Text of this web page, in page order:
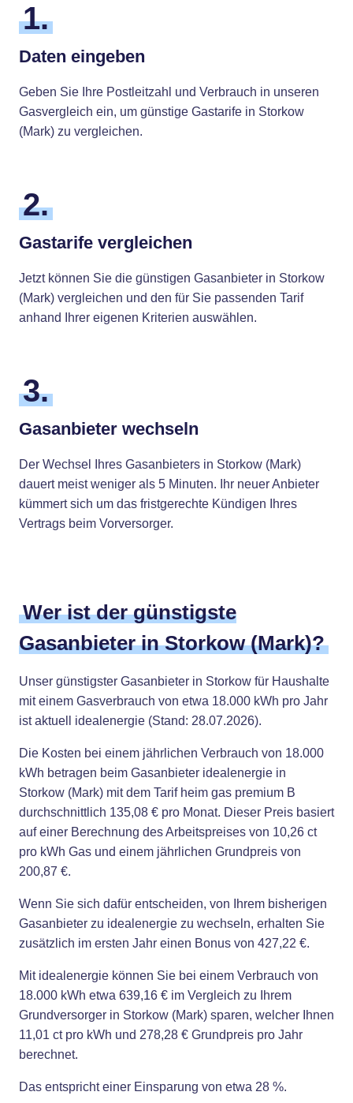
1.
Daten eingeben
Geben Sie Ihre Postleitzahl und Verbrauch in unseren
Gasvergleich ein, um günstige Gastarife in Storkow
(Mark) zu vergleichen.
2.
Gastarife vergleichen
Jetzt können Sie die günstigen Gasanbieter in Storkow
(Mark) vergleichen und den für Sie passenden Tarif
anhand Ihrer eigenen Kriterien auswählen.
3.
Gasanbieter wechseln
Der Wechsel Ihres Gasanbieters in Storkow (Mark)
dauert meist weniger als 5 Minuten. Ihr neuer Anbieter
kümmert sich um das fristgerechte Kündigen Ihres
Vertrags beim Vorversorger.
Wer ist der günstigste
Gasanbieter in Storkow (Mark)?
Unser günstigster Gasanbieter in Storkow für Haushalte
mit einem Gasverbrauch von etwa 18.000 kWh pro Jahr
ist aktuell idealenergie (Stand: 28.07.2026).
Die Kosten bei einem jährlichen Verbrauch von 18.000
kWh betragen beim Gasanbieter idealenergie in
Storkow (Mark) mit dem Tarif heim gas premium B
durchschnittlich 135,08 € pro Monat. Dieser Preis basiert
auf einer Berechnung des Arbeitspreises von 10,26 ct
pro kWh Gas und einem jährlichen Grundpreis von
200,87 €.
Wenn Sie sich dafür entscheiden, von Ihrem bisherigen
Gasanbieter zu idealenergie zu wechseln, erhalten Sie
zusätzlich im ersten Jahr einen Bonus von 427,22 €.
Mit idealenergie können Sie bei einem Verbrauch von
18.000 kWh etwa 639,16 € im Vergleich zu Ihrem
Grundversorger in Storkow (Mark) sparen, welcher Ihnen
11,01 ct pro kWh und 278,28 € Grundpreis pro Jahr
berechnet.
Das entspricht einer Einsparung von etwa 28 %.